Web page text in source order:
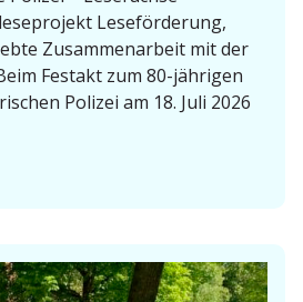
Leseför­derung,
Zusam­men­arbeit mit der
Festakt zum 80-jährigen
Polizei am 18. Juli 2026